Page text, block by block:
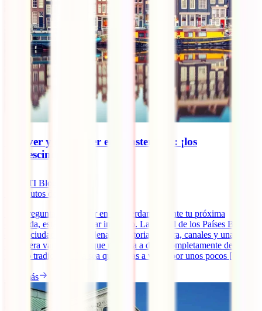
Qué ver y qué hacer en Ámsterdam: ¡los
imprescindibles!
IATI Blog
minutos de lectura
Si te preguntas qué hacer en Ámsterdam durante tu próxima
escapada, estás en el lugar indicado. La capital de los Países Bajos
es una ciudad vibrante, llena de historia, cultura, canales y una
atmósfera vanguardista que no llega a dejar completamente de lado
su lado tradicional. Ya sea que vayas a viajar por unos pocos [...]
Leer más